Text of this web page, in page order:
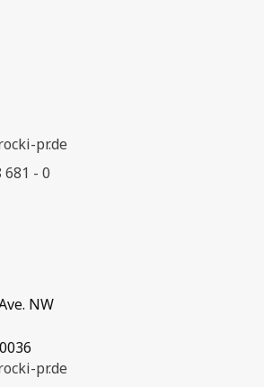
pr.de
681 - 0
NW
pr.de